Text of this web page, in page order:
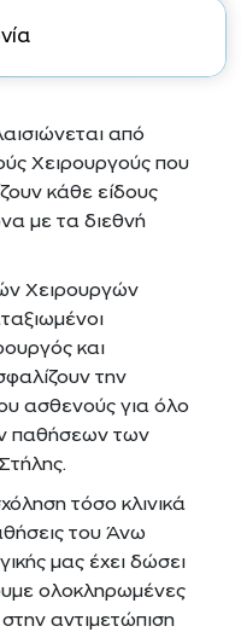
από
Χειρουργούς που
κάθε είδους
με τα διεθνή
Χειρουργών
και
την
ασθενούς για όλο
παθήσεων των
τόσο κλινικά
του Άνω
μας έχει δώσει
ολοκληρωμένες
αντιμετώπιση